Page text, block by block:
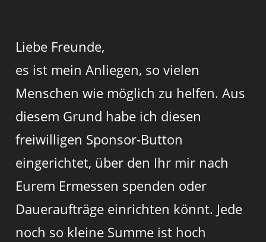
Liebe Freunde,
es ist mein Anliegen, so vielen
Menschen wie möglich zu helfen. Aus
diesem Grund habe ich diesen
freiwilligen Sponsor-Button
eingerichtet, über den Ihr mir nach
Eurem Ermessen spenden oder
Daueraufträge einrichten könnt. Jede
noch so kleine Summe ist hoch